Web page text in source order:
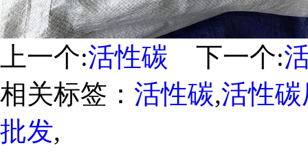
上一个:活性碳 下一个:
相关标签： 活性碳,活性
批发,